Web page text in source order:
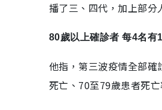
播了三、四代，加上部分
80歲以上確診者 每4名有
他指，第三波疫情全部
死亡、70至79歲患者死